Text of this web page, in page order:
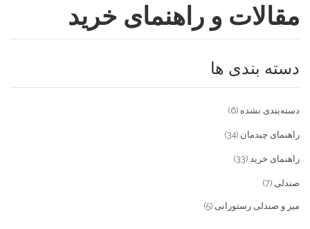
فروشگاه
میز و صندلی خانگی
تماس با ما
خدمات
تماس با ما
سوالات متداول
پیش پرداخت
مقالات و راهنمای خرید
دسته بندی ها
دسته‌بندی نشده (6)
راهنمای چیدمان (34)
راهنمای خرید (33)
صندلی (7)
میز و صندلی رستورانی (5)